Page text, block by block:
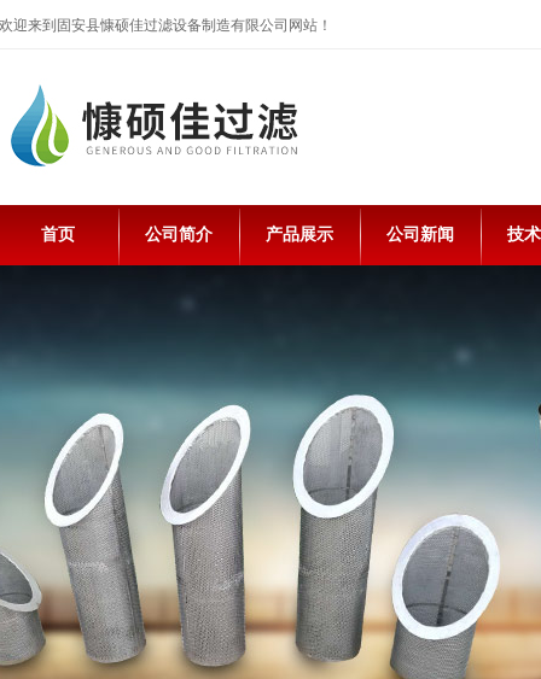
欢迎来到固安县慷硕佳过滤设备制造有限公司网站！
首页 公司简介 产品展示 公司新闻 技